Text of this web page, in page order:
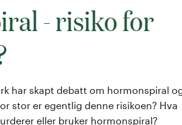
- risiko for
har skapt debatt om hormonspiral
stor er egentlig denne risikoen? Hva
eller bruker hormonspiral?